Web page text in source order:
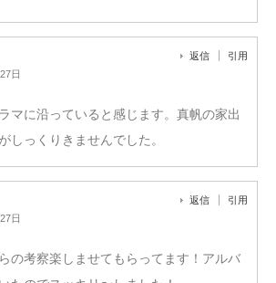
日
返信 引用
マに沿っていると感じます。真帆の家出
しっくりきませんでした。
日
返信 引用
の考察楽しませてもらってます！アルバ